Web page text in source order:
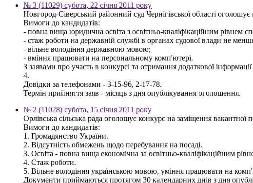
№ 3 (11029) субота, 22 січня 2011 року
Новгород-Сіверський районний суд Чернігівської області
Вимоги до кандидатів:
- повна вища юридична освіта з освітньо-кваліфікаційним рівнем
- стаж роботи на державній службі в органах судової влади не
- вільне володіння державною мовою;
- вміння працювати на персональному комп'ютері.
З заявами про участь в конкурсі та отримання додаткової
4.
Довідки за телефонами - 3-15-96, 2-17-78.
Термін прийняття заяв - місяць з дня опублікування оголошення.
№ 2 (11028) субота, 15 січня 2011 року
Орлівська сільська рада оголошує конкурс на заміщення вакантної
Вимоги до кандидатів:
1. Громадянство України.
2. Відсутність обмежень щодо перебування на посаді.
3. Освіта - повна вища економічна за освітньо-кваліфікаційним
4. Стаж роботи.
5. Вільне володіння українською мовою, уміння працювати на
Документи приймаються протягом 30 календарних днів з дня